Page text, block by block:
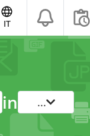
IT
in ...